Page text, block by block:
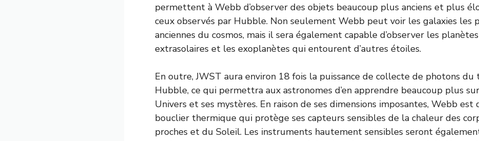
permettent à Webb d’observer des objets beaucoup plus anciens et plus
ceux observés par Hubble. Non seulement Webb peut voir les galaxies les
anciennes du cosmos, mais il sera également capable d’observer les planètes
extrasolaires et les exoplanètes qui entourent d’autres étoiles.
En outre, JWST aura environ 18 fois la puissance de collecte de photons du
Hubble, ce qui permettra aux astronomes d’en apprendre beaucoup plus
Univers et ses mystères. En raison de ses dimensions imposantes, Webb est
bouclier thermique qui protège ses capteurs sensibles de la chaleur des
proches et du Soleil. Les instruments hautement sensibles seront